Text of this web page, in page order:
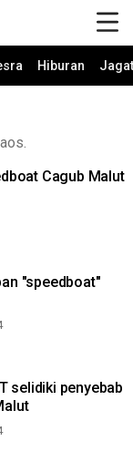
Hiburan Jagat
Cagub Malut
"speedboat"
selidiki penyebab